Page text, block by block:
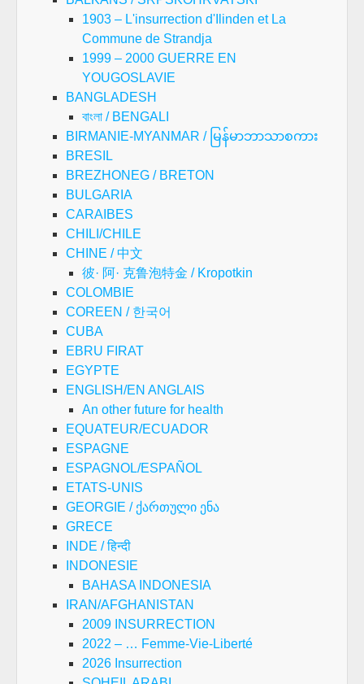
1903 – L'insurrection d'Ilinden et La
Commune de Strandja
1999 – 2000 GUERRE EN
YOUGOSLAVIE
BANGLADESH
বাংলা / BENGALI
BIRMANIE-MYANMAR / မြန်မာဘာသာစကား
BRESIL
BREZHONEG / BRETON
BULGARIA
CARAIBES
CHILI/CHILE
CHINE / 中文
彼· 阿· 克鲁泡特金 / Kropotkin
COLOMBIE
COREEN / 한국어
CUBA
EBRU FIRAT
EGYPTE
ENGLISH/EN ANGLAIS
An other future for health
EQUATEUR/ECUADOR
ESPAGNE
ESPAGNOL/ESPAÑOL
ETATS-UNIS
GEORGIE / ქართული ენა
GRECE
INDE / हिन्दी
INDONESIE
BAHASA INDONESIA
IRAN/AFGHANISTAN
2009 INSURRECTION
2022 – … Femme-Vie-Liberté
2026 Insurrection